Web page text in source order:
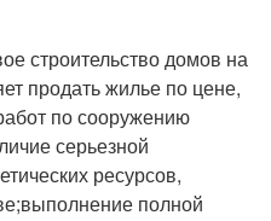
строительство домов на
продать жилье по цене,
по сооружению
серьезной
ресурсов,
полной